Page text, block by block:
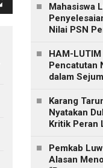
Mahasiswa
Nilai PSN
HAM-
Pencatutan
dalam
Karang
Nyatakan
Kritik Peran
Pemkab
Alasan